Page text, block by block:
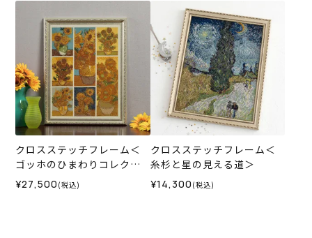
クロスステッチフレーム＜
ゴッホのひまわりコレクシ
ョン＞
¥27,500 (税込)
クロスステッチフレーム＜
糸杉と星の見える道＞
¥14,300 (税込)